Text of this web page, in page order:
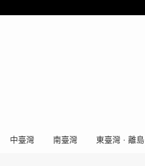
中臺灣 南臺灣 東臺灣 · 離島